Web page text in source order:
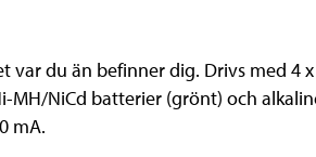
var du än befinner dig. Drivs med
NiCd batterier (grönt) och
mA.